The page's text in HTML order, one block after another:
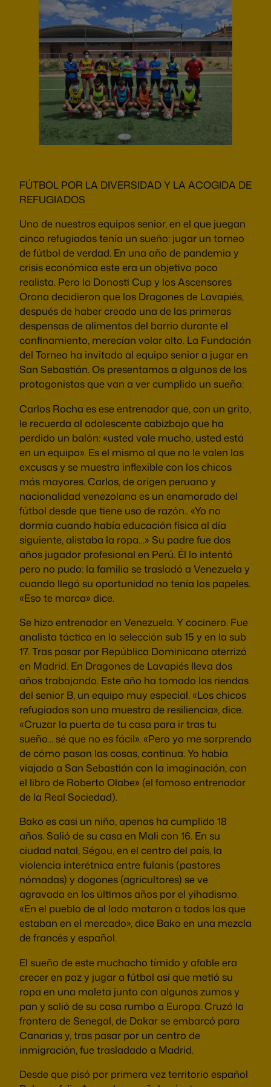
FÚTBOL POR LA DIVERSIDAD Y LA ACOGIDA DE
REFUGIADOS
Uno de nuestros equipos senior, en el que juegan
cinco refugiados tenía un sueño: jugar un torneo
de fútbol de verdad. En una año de pandemia y
crisis económica este era un objetivo poco
realista. Pero la Donosti Cup y los Ascensores
Orona decidieron que los Dragones de Lavapiés,
después de haber creado una de las primeras
despensas de alimentos del barrio durante el
confinamiento, merecían volar alto. La Fundación
del Torneo ha invitado al equipo senior a jugar en
San Sebastián. Os presentamos a algunos de los
protagonistas que van a ver cumplido un sueño:
Carlos Rocha es ese entrenador que, con un grito,
le recuerda al adolescente cabizbajo que ha
perdido un balón: «usted vale mucho, usted está
en un equipo». Es el mismo al que no le valen las
excusas y se muestra inflexible con los chicos
más mayores. Carlos, de origen peruano y
nacionalidad venezolana es un enamorado del
fútbol desde que tiene uso de razón.. «Yo no
dormía cuando había educación física al día
siguiente, alistaba la ropa…» Su padre fue dos
años jugador profesional en Perú. Él lo intentó
pero no pudo: la familia se trasladó a Venezuela y
cuando llegó su oportunidad no tenía los papeles.
«Eso te marca» dice.
Se hizo entrenador en Venezuela. Y cocinero. Fue
analista táctico en la selección sub 15 y en la sub
17. Tras pasar por República Dominicana aterrizó
en Madrid. En Dragones de Lavapiés lleva dos
años trabajando. Este año ha tomado las riendas
del senior B, un equipo muy especial. «Los chicos
refugiados son una muestra de resiliencia», dice.
«Cruzar la puerta de tu casa para ir tras tu
sueño… sé que no es fácil». «Pero yo me sorprendo
de cómo pasan las cosas, continua. Yo había
viajado a San Sebastián con la imaginación, con
el libro de Roberto Olabe» (el famoso entrenador
de la Real Sociedad).
Bako es casi un niño, apenas ha cumplido 18
años. Salió de su casa en Mali con 16. En su
ciudad natal, Ségou, en el centro del país, la
violencia interétnica entre fulanis (pastores
nómadas) y dogones (agricultores) se ve
agravada en los últimos años por el yihadismo.
«En el pueblo de al lado mataron a todos los que
estaban en el mercado», dice Bako en una mezcla
de francés y español.
El sueño de este muchacho tímido y afable era
crecer en paz y jugar a fútbol así que metió su
ropa en una maleta junto con algunos zumos y
pan y salió de su casa rumbo a Europa. Cruzó la
frontera de Senegal, de Dakar se embarcó para
Canarias y, tras pasar por un centro de
inmigración, fue trasladado a Madrid.
Desde que pisó por primera vez territorio español